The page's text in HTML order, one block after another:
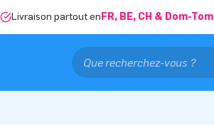
Livraison partout en FR, BE, CH & Dom-Tom